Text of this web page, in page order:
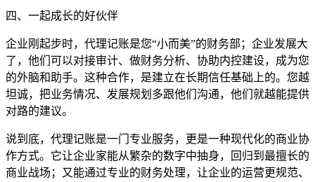
四、一起成长的好伙伴
企业刚起步时，代理记账是您“小而美”的财务部；企业发展大
了，他们可以对接审计、做财务分析、协助内控建设，成为您
的外脑和助手。这种合作，是建立在长期信任基础上的。您越
坦诚，把业务情况、发展规划多跟他们沟通，他们就越能提供
对路的建议。
说到底，代理记账是一门专业服务，更是一种现代化的商业协
作方式。它让企业家能从繁杂的数字中抽身，回归到最擅长的
商业战场；又能通过专业的财务处理，让企业的运营更规范、